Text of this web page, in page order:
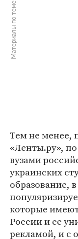
Материалы по теме
Тем не менее,
«Ленты.ру»,
вузами
украинских
образование,
которые
России и ее
рекламой, и с